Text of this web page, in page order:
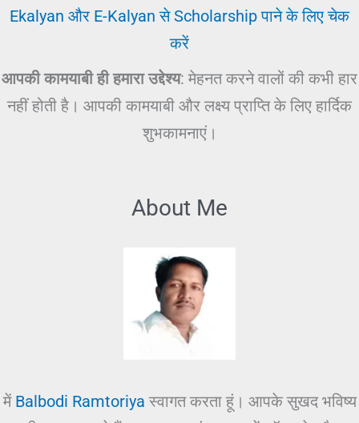
Ekalyan और E-Kalyan से Scholarship पाने के लिए चेक
करें
आपकी कामयाबी ही हमारा उद्देश्य: मेहनत करने वालों की कभी हार
नहीं होती है। आपकी कामयाबी और लक्ष्य प्राप्ति के लिए हार्दिक
शुभकामनाएं।
About Me
में Balbodi Ramtoriya स्वागत करता हूं। आपके सुखद भविष्य